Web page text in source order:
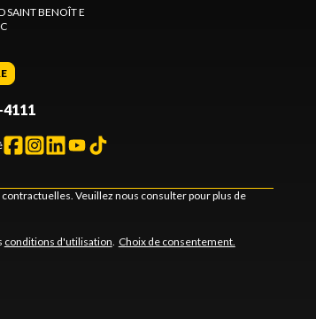
SAINT BENOÎT E
Veuillez nous consulter pour plus de
conditions d'utilisation Choix de consentement.